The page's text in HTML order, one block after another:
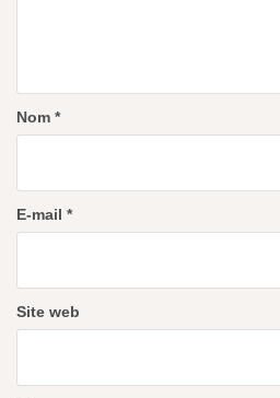
Nom *
E-mail *
Site web